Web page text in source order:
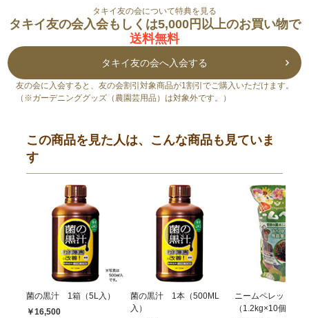
タキイ友の会について特典を見る
タキイ友の会入会もしくは5,000円以上のお買い物で
送料無料
タキイ友の会へ入会する
友の会に入会すると、友の会割引対象商品が1割引でご購入いただけます。
（※ガーデニンググッズ（農園芸用品）は対象外です。）
この商品を見た人は、こんな商品も見ていま
す
菌の黒汁 1箱（5L入）
￥16,500
菌の黒汁 1本（500ML
入）
ニームペレット 1
（1.2kg×10個入）